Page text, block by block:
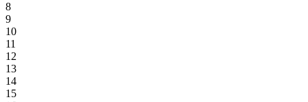
8
9
10
11
12
13
14
15